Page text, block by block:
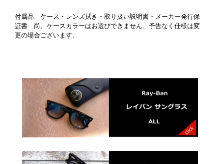
付属品 ケース・レンズ拭き・取り扱い説明書・メーカー発行保
証書 尚、ケースカラーはお選びできません、予告なく仕様は変
更の場合ございます。